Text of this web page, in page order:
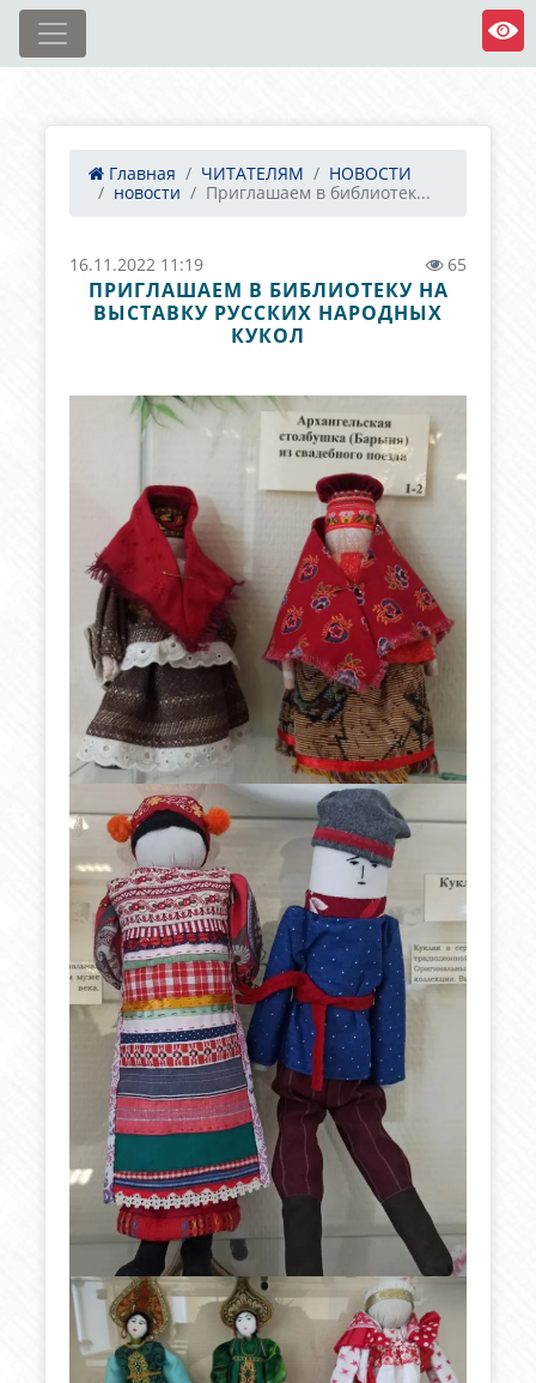
Главная ЧИТАТЕЛЯМ
НОВОСТИ
новости
Приглашаем в библиотек...
16.11.2022 11:19 65
ПРИГЛАШАЕМ В БИБЛИОТЕКУ НА
ВЫСТАВКУ РУССКИХ НАРОДНЫХ
КУКОЛ